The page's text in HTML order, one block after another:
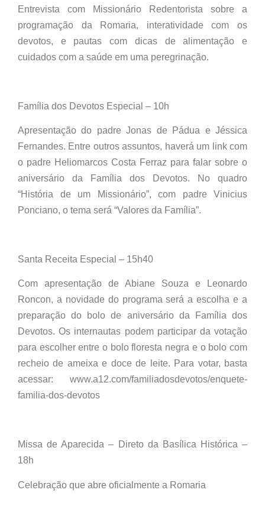
Entrevista com Missionário Redentorista sobre a
programação da Romaria, interatividade com os
devotos, e pautas com dicas de alimentação e
cuidados com a saúde em uma peregrinação.
Família dos Devotos Especial – 10h
Apresentação do padre Jonas de Pádua e Jéssica
Fernandes. Entre outros assuntos, haverá um link com
o padre Heliomarcos Costa Ferraz para falar sobre o
aniversário da Família dos Devotos. No quadro
“História de um Missionário”, com padre Vinicius
Ponciano, o tema será “Valores da Família”.
Santa Receita Especial – 15h40
Com apresentação de Abiane Souza e Leonardo
Roncon, a novidade do programa será a escolha e a
preparação do bolo de aniversário da Família dos
Devotos. Os internautas podem participar da votação
para escolher entre o bolo floresta negra e o bolo com
recheio de ameixa e doce de leite. Para votar, basta
acessar: www.a12.com/familiadosdevotos/enquete-
familia-dos-devotos
Missa de Aparecida – Direto da Basílica Histórica –
18h
Celebração que abre oficialmente a Romaria